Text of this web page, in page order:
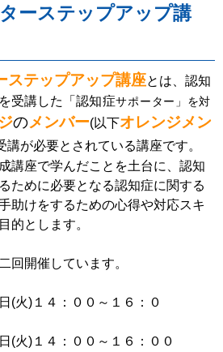
ーステップアップ講
ステップアップ講座とは、認知
受講した「認知症サポーター」を対
のメンバー(以下オレンジメン
講が必要とされている講座です。
講座で学んだことを土台に、認知
ために必要となる認知症に関する
助けをするための心得や対応スキ
的とします。
に二回開催しています。
火)１４：００～１６：０
日(火)１４：００～１６：００